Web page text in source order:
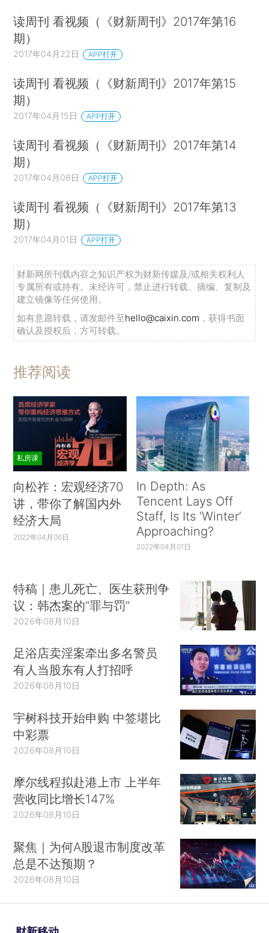
读周刊 看视频（《财新周刊》2017年第16
期）
2017年04月22日 APP打开
读周刊 看视频（《财新周刊》2017年第15
期）
2017年04月15日 APP打开
读周刊 看视频（《财新周刊》2017年第14
期）
2017年04月08日 APP打开
读周刊 看视频（《财新周刊》2017年第13
期）
2017年04月01日 APP打开
财新网所刊载内容之知识产权为财新传媒及/或相关权利人
专属所有或持有。未经许可，禁止进行转载、摘编、复制及
建立镜像等任何使用。
如有意愿转载，请发邮件至hello@caixin.com ，获得书面
确认及授权后，方可转载。
推荐阅读
私房课
向松祚：宏观经济70
讲，带你了解国内外
经济大局
2022年04月06日
In Depth: As
Tencent Lays Off
Staff, Is Its ‘Winter’
Approaching?
2022年04月01日
特稿｜患儿死亡、医生获刑争
议：韩杰案的“罪与罚”
2026年08月10日
足浴店卖淫案牵出多名警员
有人当股东有人打招呼
2026年08月10日
宇树科技开始申购 中签堪比
中彩票
2026年08月10日
摩尔线程拟赴港上市 上半年
营收同比增长147%
2026年08月10日
聚焦｜为何A股退市制度改革
总是不达预期？
2026年08月10日